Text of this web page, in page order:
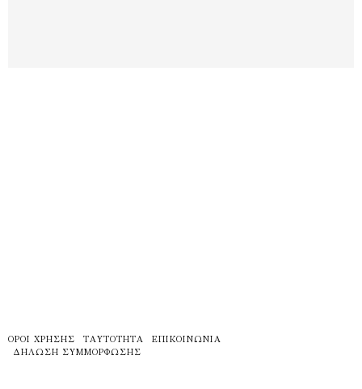
ΌΡΟΙ ΧΡΉΣΗΣ ΤΑΥΤΌΤΗΤΑ
ΕΠΙΚΟΙΝΩΝΊΑ
ΔΉΛΩΣΗ ΣΥΜΜΌΡΦΩΣΗΣ